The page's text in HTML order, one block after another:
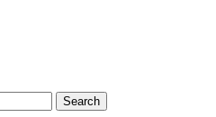
Search